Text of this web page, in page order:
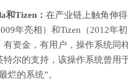
和Tizen： 在产业链上触角伸
年亮相）和Tizen（2012年
有资金，有用户，操作系统同
特尔的支持，该操作系统曾用
烂的系统”。